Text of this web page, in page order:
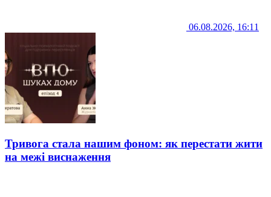
06.08.2026, 16:11
Тривога стала нашим фоном: як перестати жити
на межі виснаження